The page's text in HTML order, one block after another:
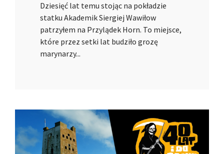
Dziesięć lat temu stojąc na pokładzie
statku Akademik Siergiej Wawiłow
patrzyłem na Przylądek Horn. To miejsce,
które przez setki lat budziło grozę
marynarzy...